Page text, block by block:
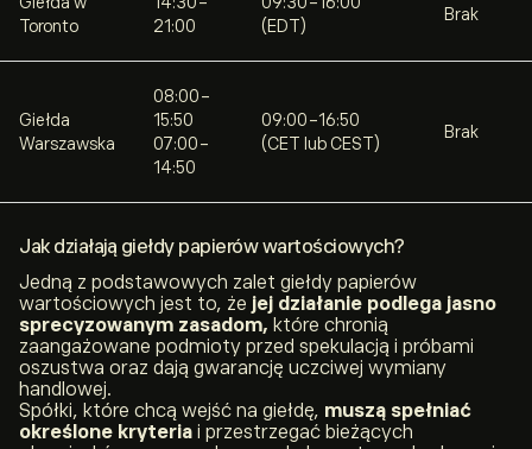
Toronto
21:00
(EDT)
Brak
Giełda
Warszawska
08:00-
15:50
07:00-
14:50
09:00-16:50
(CET lub CEST)
Brak
Jak działają giełdy papierów wartościowych?
Jedną z podstawowych zalet giełdy papierów
wartościowych jest to, że jej działanie podlega jasno
sprecyzowanym zasadom, które chronią
zaangażowane podmioty przed spekulacją i próbami
oszustwa oraz dają gwarancję uczciwej wymiany
handlowej.
Spółki, które chcą wejść na giełdę, muszą spełniać
określone kryteria i przestrzegać bieżących